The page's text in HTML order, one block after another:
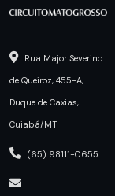
Rua Major Severino
de Queiroz, 455-A,
Duque de Caxias,
Cuiabá/MT
(65) 98111-0655